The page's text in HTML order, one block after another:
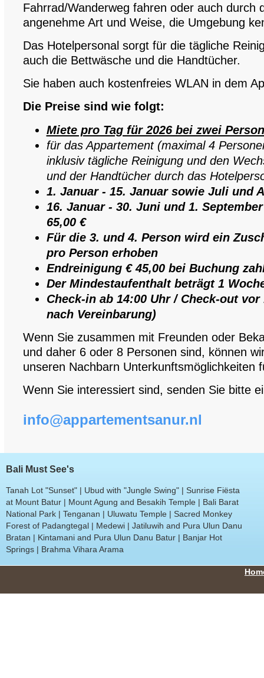
Fahrrad/Wanderweg fahren oder auch durch
angenehme Art und Weise, die Umgebung
Das Hotelpersonal sorgt für die tägliche
auch die Bettwäsche und die Handtücher.
Sie haben auch kostenfreies WLAN in dem
Die Preise sind wie folgt:
Miete pro Tag für 2026 bei zwei
für das Appartement (maximal 4
inklusiv tägliche Reinigung und den
und der Handtücher durch das
1. Januar - 15. Januar sowie Juli und
16. Januar - 30. Juni und 1.
65,00 €
Für die 3. und 4. Person wird ein
pro Person erhoben
Endreinigung € 45,00 bei Buchung
Der Mindestaufenthalt beträgt 1
Check-in ab 14:00 Uhr / Check-out vor
nach Vereinbarung)
Wenn Sie zusammen mit Freunden oder
und daher 6 oder 8 Personen sind, können
unseren Nachbarn Unterkunftsmöglichkeiten
Wenn Sie interessiert sind, senden Sie bitte
info@appartementsanur.nl
Bali Must See's
Tanah Lot "Sunset" | Ubud with "Jungle Swing" | Sunrise Fiësta
at Mount Batur | Mount Agung and Besakih Temple | Bali Barat
National Park | Tenganan | Uluwatu Temple | Sacred Monkey
Forest of Padangtegal | Medewi | Jatiluwih and Pura Ulun Danu
Bratan | Kintamani and Pura Ulun Danu Batur | Banjar Hot
Springs | Brahma Vihara Arama